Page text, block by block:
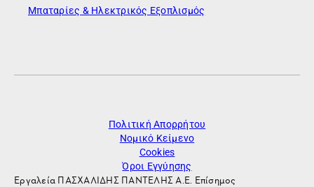
Μπαταρίες & Ηλεκτρικός Εξοπλισμός
Πολιτική Απορρήτου
Νομικό Κείμενο
Cookies
Όροι Εγγύησης
Εργαλεία ΠΑΣΧΑΛΙΔΗΣ ΠΑΝΤΕΛΗΣ Α.Ε. Επίσημος